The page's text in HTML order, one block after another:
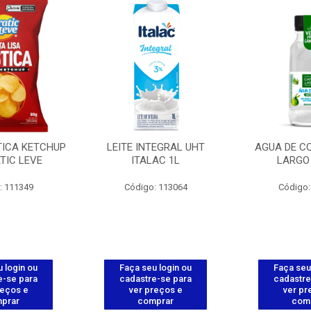
KETCHUP
LEVE
111349
login ou
se para
e
LEITE INTEGRAL UHT
ITALAC 1L
Código: 113064
Faça seu login ou
cadastre-se para
ver preços e
comprar
AGUA DE
Código:
Faça
ver